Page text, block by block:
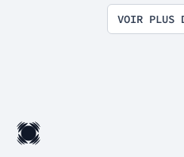
VOIR PLUS